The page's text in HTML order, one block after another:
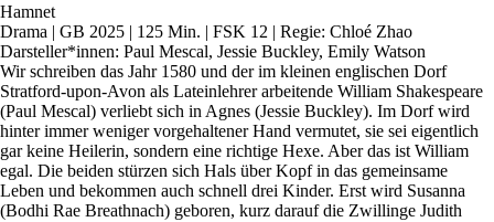
Hamnet
Drama | GB 2025 | 125 Min. | FSK 12 | Regie: Chloé Zhao
Darsteller*innen: Paul Mescal, Jessie Buckley, Emily Watson
Wir schreiben das Jahr 1580 und der im kleinen englischen Dorf
Stratford-upon-Avon als Lateinlehrer arbeitende William Shakespeare
(Paul Mescal) verliebt sich in Agnes (Jessie Buckley). Im Dorf wird
hinter immer weniger vorgehaltener Hand vermutet, sie sei eigentlich
gar keine Heilerin, sondern eine richtige Hexe. Aber das ist William
egal. Die beiden stürzen sich Hals über Kopf in das gemeinsame
Leben und bekommen auch schnell drei Kinder. Erst wird Susanna
(Bodhi Rae Breathnach) geboren, kurz darauf die Zwillinge Judith